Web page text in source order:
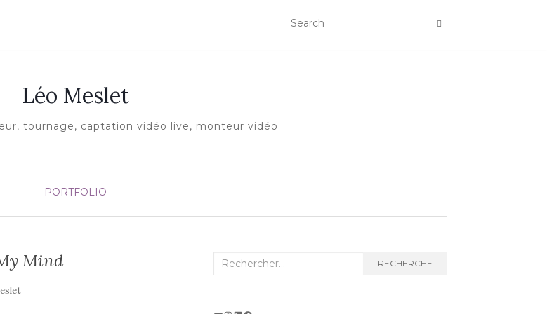
Léo Meslet
tournage, captation vidéo live, monteur vidéo
PORTFOLIO
Mind
Recherche
RECHERCHE